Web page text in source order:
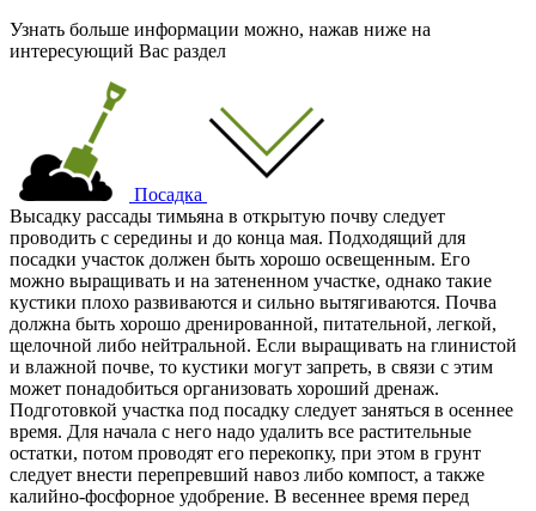
Узнать больше информации можно, нажав ниже на
интересующий Вас раздел
Посадка
Высадку рассады тимьяна в открытую почву следует
проводить с середины и до конца мая. Подходящий для
посадки участок должен быть хорошо освещенным. Его
можно выращивать и на затененном участке, однако такие
кустики плохо развиваются и сильно вытягиваются. Почва
должна быть хорошо дренированной, питательной, легкой,
щелочной либо нейтральной. Если выращивать на глинистой
и влажной почве, то кустики могут запреть, в связи с этим
может понадобиться организовать хороший дренаж.
Подготовкой участка под посадку следует заняться в осеннее
время. Для начала с него надо удалить все растительные
остатки, потом проводят его перекопку, при этом в грунт
следует внести перепревший навоз либо компост, а также
калийно-фосфорное удобрение. В весеннее время перед